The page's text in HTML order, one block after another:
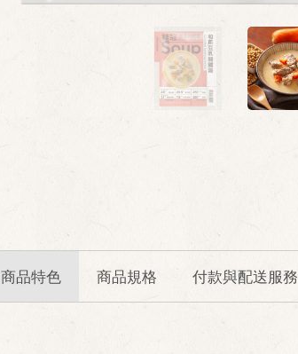
商品特色 商品規格 付款與配送服務